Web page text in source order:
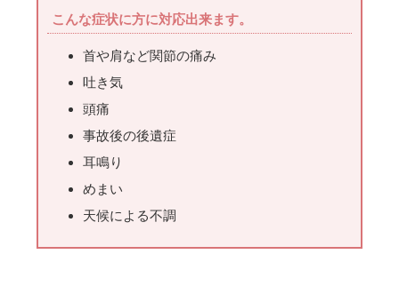
こんな症状に方に対応出来ます。
首や肩など関節の痛み
吐き気
頭痛
事故後の後遺症
耳鳴り
めまい
天候による不調